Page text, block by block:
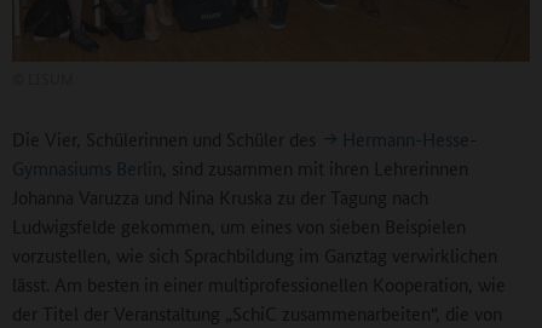
Die Vier, Schülerinnen und Schüler des
Hermann-Hesse-
Gymnasiums Berlin , sind zusammen mit ihren Lehrerinnen
Johanna Varuzza und Nina Kruska zu der Tagung nach
Ludwigsfelde gekommen, um eines von sieben Beispielen
vorzustellen, wie sich Sprachbildung im Ganztag verwirklichen
lässt. Am besten in einer multiprofessionellen Kooperation, wie
der Titel der Veranstaltung „SchiC zusammenarbeiten“, die von